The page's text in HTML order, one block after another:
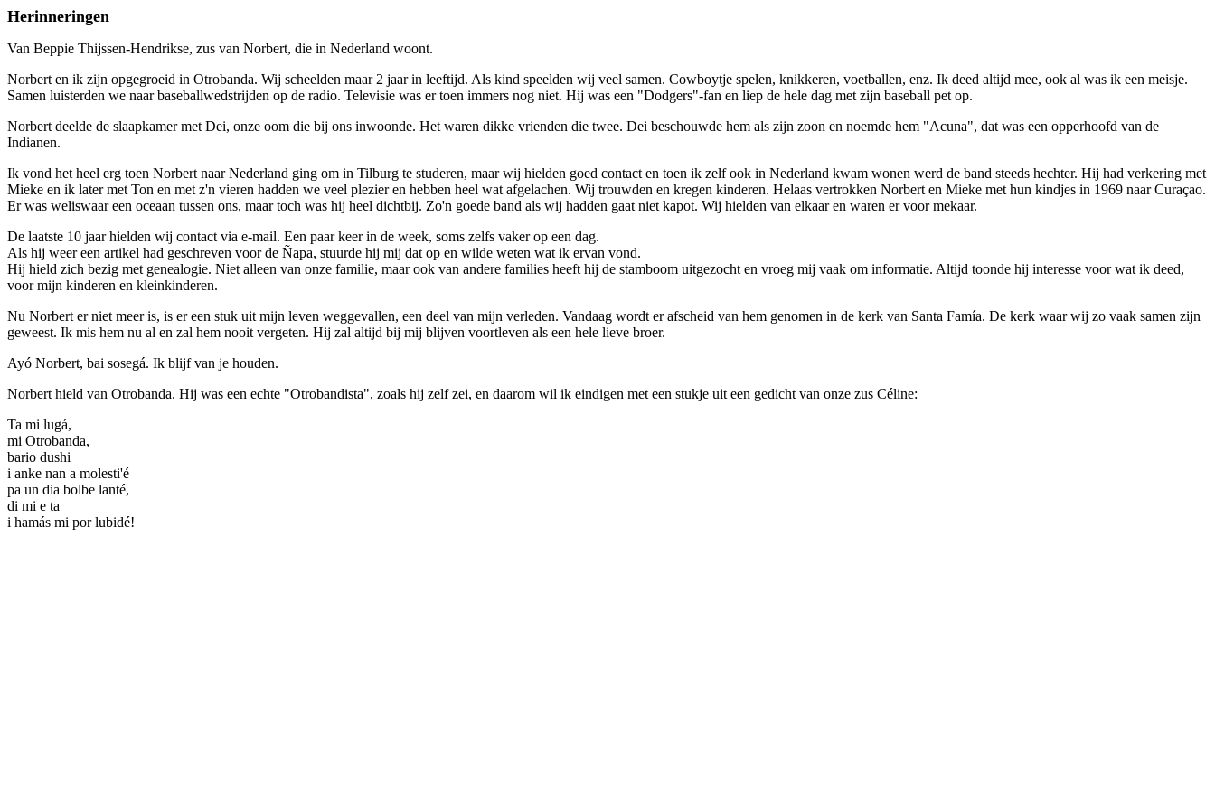
Herinneringen
Van Beppie Thijssen-Hendrikse, zus van Norbert, die in Nederland woont.
Norbert en ik zijn opgegroeid in Otrobanda. Wij scheelden maar 2 jaar in leeftijd. Als kind speelden wij veel samen. Cowboytje spelen, knikkeren, voetballen, enz. Ik deed altijd mee, ook al was ik een meisje.
Samen luisterden we naar baseballwedstrijden op de radio. Televisie was er toen immers nog niet. Hij was een "Dodgers"-fan en liep de hele dag met zijn baseball pet op.
Norbert deelde de slaapkamer met Dei, onze oom die bij ons inwoonde. Het waren dikke vrienden die twee. Dei beschouwde hem als zijn zoon en noemde hem "Acuna", dat was een opperhoofd van de
Indianen.
Ik vond het heel erg toen Norbert naar Nederland ging om in Tilburg te studeren, maar wij hielden goed contact en toen ik zelf ook in Nederland kwam wonen werd de band steeds hechter. Hij had verkering met
Mieke en ik later met Ton en met z'n vieren hadden we veel plezier en hebben heel wat afgelachen. Wij trouwden en kregen kinderen. Helaas vertrokken Norbert en Mieke met hun kindjes in 1969 naar Curaçao.
Er was weliswaar een oceaan tussen ons, maar toch was hij heel dichtbij. Zo'n goede band als wij hadden gaat niet kapot. Wij hielden van elkaar en waren er voor mekaar.
De laatste 10 jaar hielden wij contact via e-mail. Een paar keer in de week, soms zelfs vaker op een dag.
Als hij weer een artikel had geschreven voor de Ñapa, stuurde hij mij dat op en wilde weten wat ik ervan vond.
Hij hield zich bezig met genealogie. Niet alleen van onze familie, maar ook van andere families heeft hij de stamboom uitgezocht en vroeg mij vaak om informatie. Altijd toonde hij interesse voor wat ik deed,
voor mijn kinderen en kleinkinderen.
Nu Norbert er niet meer is, is er een stuk uit mijn leven weggevallen, een deel van mijn verleden. Vandaag wordt er afscheid van hem genomen in de kerk van Santa Famía. De kerk waar wij zo vaak samen zijn
geweest. Ik mis hem nu al en zal hem nooit vergeten. Hij zal altijd bij mij blijven voortleven als een hele lieve broer.
Ayó Norbert, bai sosegá. Ik blijf van je houden.
Norbert hield van Otrobanda. Hij was een echte "Otrobandista", zoals hij zelf zei, en daarom wil ik eindigen met een stukje uit een gedicht van onze zus Céline:
Ta mi lugá,
mi Otrobanda,
bario dushi
i anke nan a molesti'é
pa un dia bolbe lanté,
di mi e ta
i hamás mi por lubidé!